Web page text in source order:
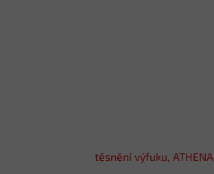
těsnění výfuku, ATHENA